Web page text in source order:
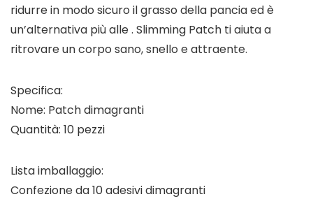
ridurre in modo sicuro il grasso della pancia ed è
un’alternativa più alle . Slimming Patch ti aiuta a
ritrovare un corpo sano, snello e attraente.
Specifica:
Nome: Patch dimagranti
Quantità: 10 pezzi
Lista imballaggio:
Confezione da 10 adesivi dimagranti